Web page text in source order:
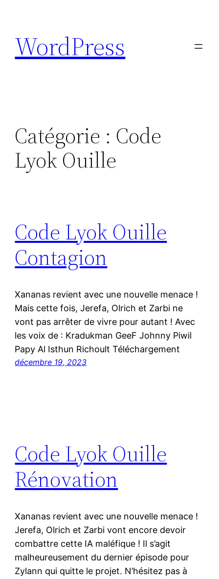
contenu
WordPress
Catégorie : Code
Lyok Ouille
Code Lyok Ouille
Contagion
Xananas revient avec une nouvelle menace !
Mais cette fois, Jerefa, Olrich et Zarbi ne
vont pas arrêter de vivre pour autant ! Avec
les voix de : Kradukman GeeF Johnny Piwil
Papy Al Isthun Richoult Téléchargement
décembre 19, 2023
Code Lyok Ouille
Rénovation
Xananas revient avec une nouvelle menace !
Jerefa, Olrich et Zarbi vont encore devoir
combattre cette IA maléfique ! Il s’agit
malheureusement du dernier épisode pour
Zylann qui quitte le projet. N’hésitez pas à